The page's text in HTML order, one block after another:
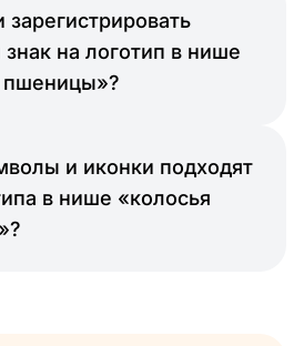
на логотип в нише
пшеницы»?
и иконки подходят
в нише «колосья